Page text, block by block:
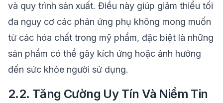
và quy trình sản xuất. Điều này giúp giảm thiểu tối
đa nguy cơ các phản ứng phụ không mong muốn
từ các hóa chất trong mỹ phẩm, đặc biệt là những
sản phẩm có thể gây kích ứng hoặc ảnh hưởng
đến sức khỏe người sử dụng.
2.2. Tăng Cường Uy Tín Và Niềm Tin